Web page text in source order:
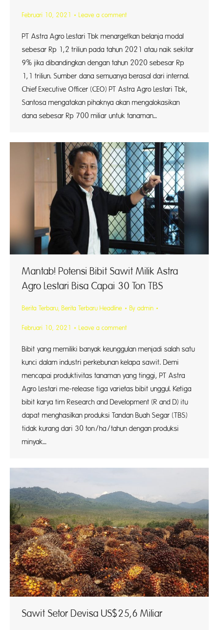
Februari 10, 2021 Leave a comment
PT Astra Agro Lestari Tbk menargetkan belanja modal
sebesar Rp 1,2 triliun pada tahun 2021 atau naik sekitar
9% jika dibandingkan dengan tahun 2020 sebesar Rp
1,1 triliun. Sumber dana semuanya berasal dari internal.
Chief Executive Officer (CEO) PT Astra Agro Lestari Tbk,
Santosa mengatakan pihaknya akan mengalokasikan
dana sebesar Rp 700 miliar untuk tanaman…
Mantab! Potensi Bibit Sawit Milik Astra
Agro Lestari Bisa Capai 30 Ton TBS
Berita Terbaru Berita Terbaru Headline By admin
Februari 10, 2021 Leave a comment
Bibit yang memiliki banyak keunggulan menjadi salah satu
kunci dalam industri perkebunan kelapa sawit. Demi
mencapai produktivitas tanaman yang tinggi, PT Astra
Agro Lestari me-release tiga varietas bibit unggul. Ketiga
bibit karya tim Research and Development (R and D) itu
dapat menghasilkan produksi Tandan Buah Segar (TBS)
tidak kurang dari 30 ton/ha/tahun dengan produksi
minyak…
Sawit Setor Devisa US$25,6 Miliar